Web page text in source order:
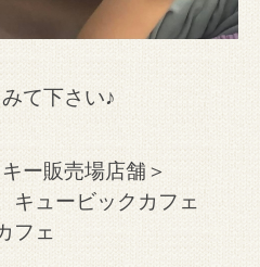
て下さい♪
ー販売場店舗＞
ュービックカフェ
フェ